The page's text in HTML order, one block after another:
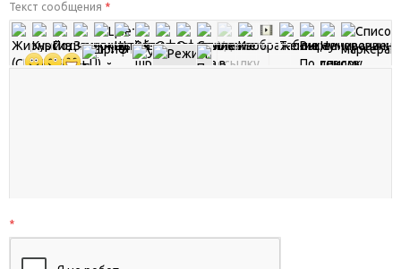
Текст сообщения *
*